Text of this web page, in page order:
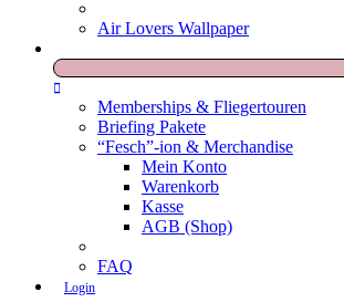
Air Lovers Wallpaper
Memberships & Fliegertouren
Briefing Pakete
“Fesch”-ion & Merchandise
Mein Konto
Warenkorb
Kasse
AGB (Shop)
FAQ
Login